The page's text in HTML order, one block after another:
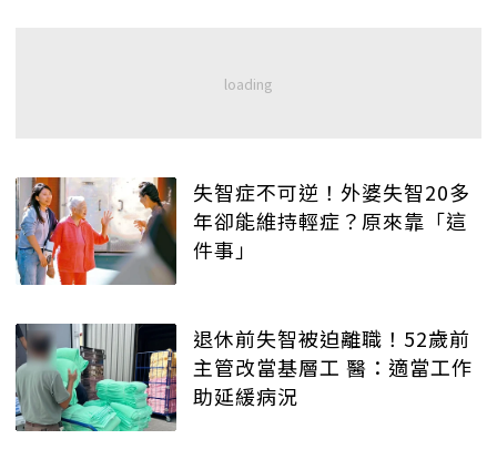
失智症不可逆！外婆失智20多
年卻能維持輕症？原來靠「這
件事」
退休前失智被迫離職！52歲前
主管改當基層工 醫：適當工作
助延緩病況